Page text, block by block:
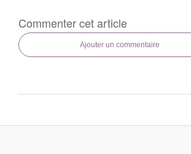
Commenter cet article
Ajouter un commentaire